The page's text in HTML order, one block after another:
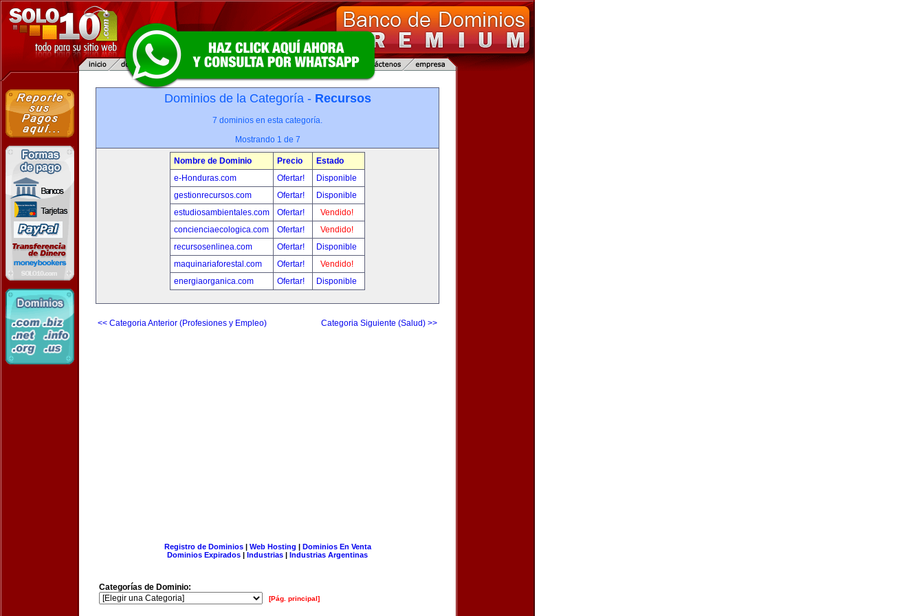
Dominios de la Categoría - Recursos
7 dominios en esta categoría.
Mostrando 1 de 7
Nombre de Dominio Precio
Estado
e-Honduras.com
Ofertar!
Disponible
gestionrecursos.com
Ofertar!
Disponible
estudiosambientales.com
Ofertar!
Vendido!
concienciaecologica.com
Ofertar!
Vendido!
recursosenlinea.com
Ofertar!
Disponible
maquinariaforestal.com
Ofertar!
Vendido!
energiaorganica.com
Ofertar! Disponible
<< Categoria Anterior (Profesiones y Empleo) Categoria Siguiente (Salud) >>
Registro de Dominios| Web Hosting | Dominios En Venta
Dominios Expirados | Industrias | Industrias Argentinas
Categorías de Dominio:
[Pág. principal]